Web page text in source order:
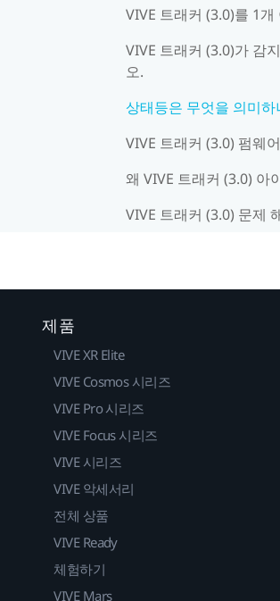
VIVE 트래커 (3.0)를 1
VIVE 트래커 (3.0)가 감
오.
상태등은 무엇을 의미하
VIVE 트래커 (3.0) 펌웨
왜 VIVE 트래커 (3.0) 아
VIVE 트래커 (3.0) 문제
제품
VIVE XR Elite
VIVE Cosmos 시리즈
VIVE Pro 시리즈
VIVE Focus 시리즈
VIVE 시리즈
VIVE 악세서리
전체 상품
VIVE Ready
체험하기
VIVE Mars